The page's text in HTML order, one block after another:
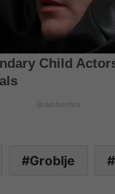
Groblje